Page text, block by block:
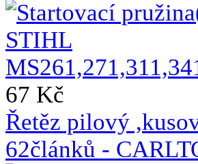
67 Kč
Řetěz pilový
62článků -